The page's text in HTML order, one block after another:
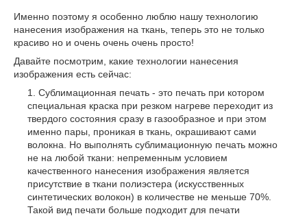
Именно поэтому я особенно люблю нашу технологию
нанесения изображения на ткань, теперь это не только
красиво но и очень очень очень просто!
Давайте посмотрим, какие технологии нанесения
изображения есть сейчас:
Сублимационная печать - это печать при котором
специальная краска при резком нагреве переходит из
твердого состояния сразу в газообразное и при этом
именно пары, проникая в ткань, окрашивают сами
волокна. Но выполнять сублимационную печать можно
не на любой ткани: непременным условием
качественного нанесения изображения является
присутствие в ткани полиэстера (искусственных
синтетических волокон) в количестве не меньше 70%.
Такой вид печати больше подходит для печати